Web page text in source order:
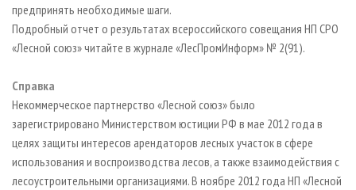
предпринять необходимые шаги.
Подробный отчет о результатах всероссийского совещания НП СРО
«Лесной союз» читайте в журнале «ЛесПромИнформ» № 2(91).
Справка
Некоммерческое партнерство «Лесной союз» было
зарегистрировано Министерством юстиции РФ в мае 2012 года в
целях защиты интересов арендаторов лесных участок в сфере
использования и воспроизводства лесов, а также взаимодействия с
лесоустроительными организациями. В ноябре 2012 года НП «Лесной